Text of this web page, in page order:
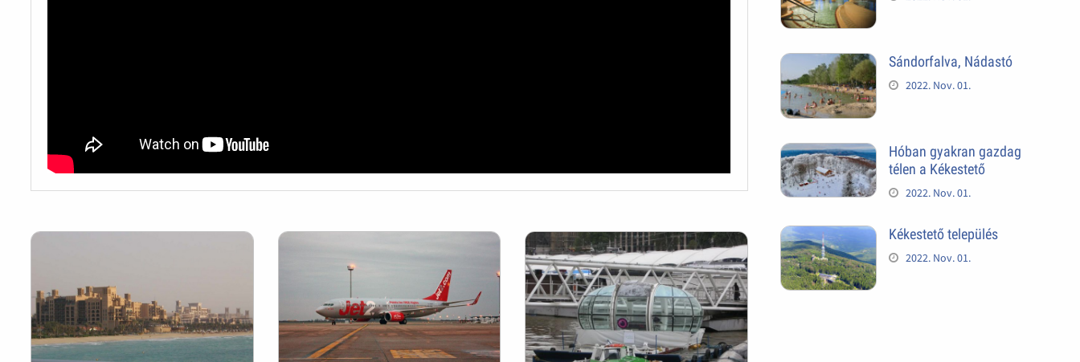
Sándorfalva, Nádastó
2022. Nov. 01.
Hóban gyakran gazdag
télen a Kékestető
2022. Nov. 01.
Kékestető település
2022. Nov. 01.